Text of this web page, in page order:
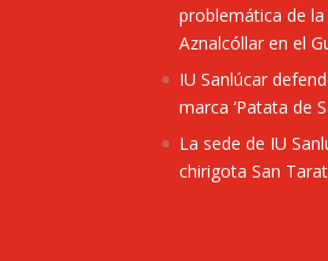
problemática de
Aznalcóllar en el
IU Sanlúcar
marca ‘Patata de
La sede de IU
chirigota San